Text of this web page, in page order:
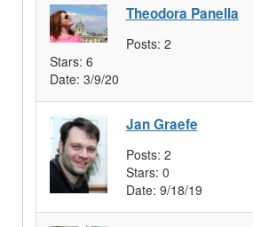
Theodora Panella
Posts: 2
Stars: 6
Date: 3/9/20
Jan Graefe
Posts: 2
Stars: 0
Date: 9/18/19